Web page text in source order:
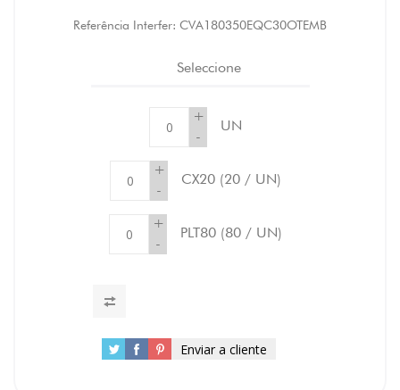
Referência Interfer: CVA180350EQC30OTEMB
Seleccione
+
-
UN
+
-
CX20 (20 / UN)
+
-
PLT80 (80 / UN)
Enviar a cliente